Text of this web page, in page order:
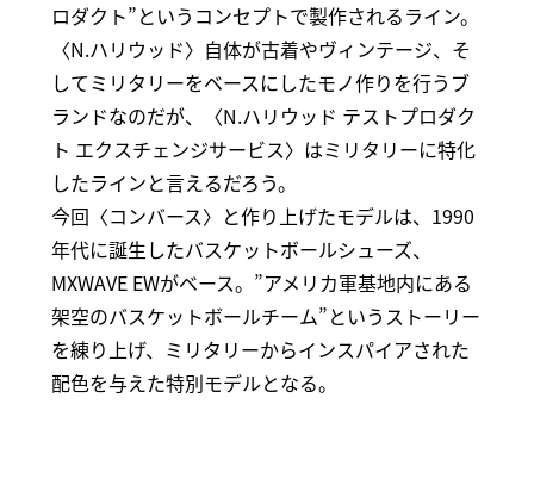
ロダクト”というコンセプトで製作されるライン。
〈N.ハリウッド〉自体が古着やヴィンテージ、そ
してミリタリーをベースにしたモノ作りを行うブ
ランドなのだが、〈N.ハリウッド テストプロダク
ト エクスチェンジサービス〉はミリタリーに特化
したラインと言えるだろう。
今回〈コンバース〉と作り上げたモデルは、1990
年代に誕生したバスケットボールシューズ、
MXWAVE EWがベース。”アメリカ軍基地内にある
架空のバスケットボールチーム”というストーリー
を練り上げ、ミリタリーからインスパイアされた
配色を与えた特別モデルとなる。